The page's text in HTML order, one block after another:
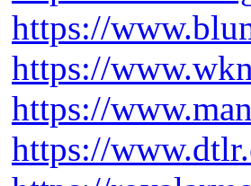
https://
https://
https://
https://